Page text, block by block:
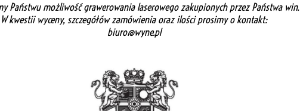
Państwu możliwość grawerowania laserowego zakupionych przez Państwa win.
W kwestii wyceny, szczegółów zamówienia oraz ilości prosimy o kontakt:
biuro@wyne.pl